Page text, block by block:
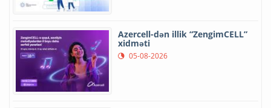
Azercell-dən illik “ZengimCELL”
xidməti
05-08-2026